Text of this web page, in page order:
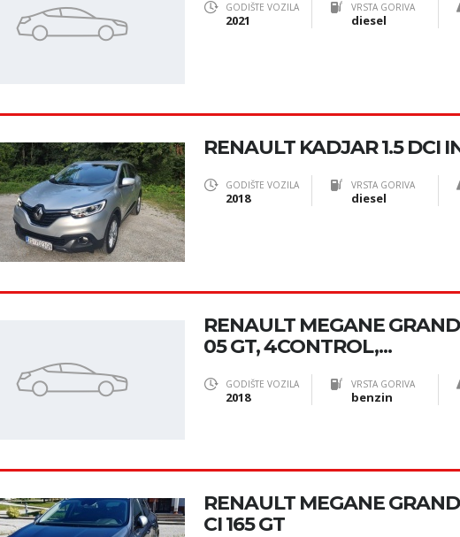
GODIŠTE VOZILA
2021
VRSTA GORIVA
diesel
RENAULT KADJAR 1.5 DCI
GODIŠTE VOZILA
2018
VRSTA GORIVA
diesel
RENAULT MEGANE
05 GT, 4CONTROL,...
GODIŠTE VOZILA
2018
VRSTA GORIVA
benzin
RENAULT MEGANE
CI 165 GT